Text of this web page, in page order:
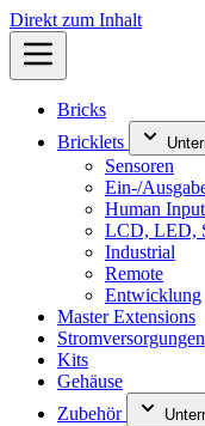
Direkt zum Inhalt
Bricks
Bricklets
Sensoren
Ein-/
Human Input
LCD, LED,
Industrial
Remote
Entwicklung
Master Extensions
Stromversorgungen
Kits
Gehäuse
Zubehör